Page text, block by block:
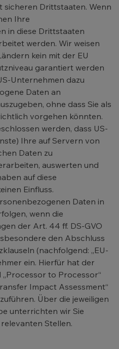
Drittstaaten. Wenn
Ihre
in diese Drittstaaten
werden. Wir weisen
kein mit der EU
garantiert werden
Unternehmen dazu
Daten an
ohne dass Sie als
vorgehen könnten.
werden, dass US-
Ihre auf Servern von
Daten zu
auswerten und
auf diese
Einfluss.
Daten in
wenn die
der Art. 44 ff. DS-GVO
den Abschluss
(nachfolgend: „EU-
ein. Hierfür hat der
to Processor“
Impact Assessment“
Über die jeweiligen
unterrichten wir Sie
Stellen.